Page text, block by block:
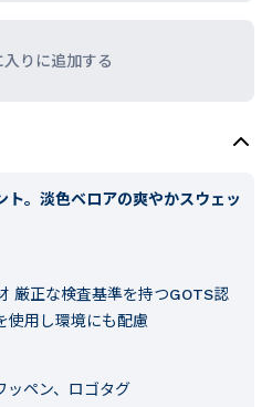
入りに追加する
ト。淡色ベロアの爽やかスウェッ
厳正な検査基準を持つGOTS認
使用し環境にも配慮
ッペン、ロゴタグ